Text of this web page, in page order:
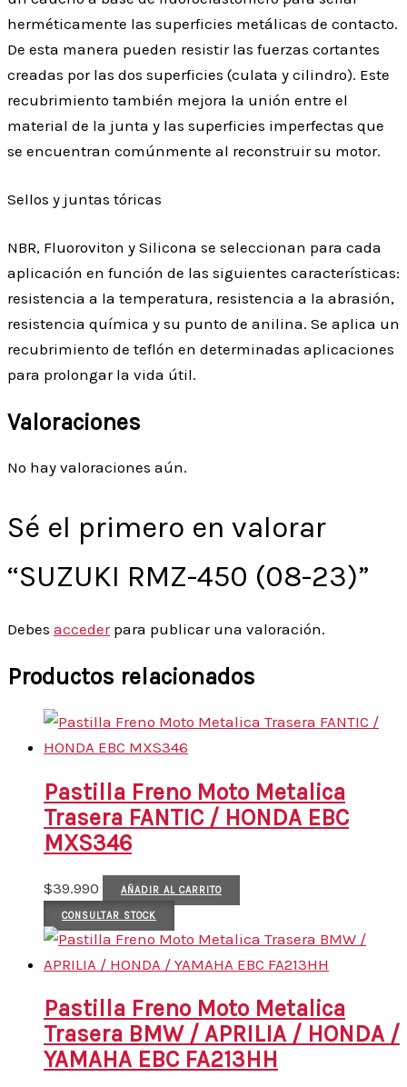
herméticamente las superficies metálicas de contacto.
De esta manera pueden resistir las fuerzas cortantes
creadas por las dos superficies (culata y cilindro). Este
recubrimiento también mejora la unión entre el
material de la junta y las superficies imperfectas que
se encuentran comúnmente al reconstruir su motor.
Sellos y juntas tóricas
NBR, Fluoroviton y Silicona se seleccionan para cada
aplicación en función de las siguientes características:
resistencia a la temperatura, resistencia a la abrasión,
resistencia química y su punto de anilina. Se aplica un
recubrimiento de teflón en determinadas aplicaciones
para prolongar la vida útil.
Valoraciones
No hay valoraciones aún.
Sé el primero en valorar
“SUZUKI RMZ-450 (08-23)”
Debes accederpara publicar una valoración.
Productos relacionados
Pastilla Freno Moto Metalica
Trasera FANTIC / HONDA EBC
MXS346
$39.990 AÑADIR AL CARRITO
CONSULTAR STOCK
Pastilla Freno Moto Metalica
Trasera BMW / APRILIA / HONDA /
YAMAHA EBC FA213HH